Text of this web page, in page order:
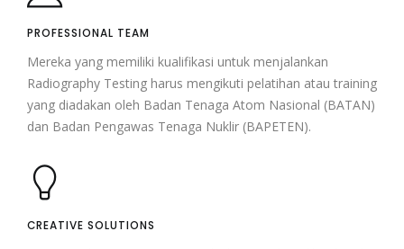
PROFESSIONAL TEAM
Mereka yang memiliki kualifikasi untuk menjalankan
Radiography Testing harus mengikuti pelatihan atau training
yang diadakan oleh Badan Tenaga Atom Nasional (BATAN)
dan Badan Pengawas Tenaga Nuklir (BAPETEN).
CREATIVE SOLUTIONS